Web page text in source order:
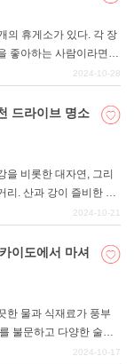
의 휴게소가 있다. 각 장
좋아하는 사람이라면
에는 그 중에서도 특히
다.
2024-10-28
드라이브 명소
을 비롯한 대자연, 그리
리. 산과 강이 즐비한 고
라이브를 즐기기에도
2024-10-21
이도에서 마셔
한 물과 식재료가 풍부
불문하고 다양한 술이
에서만 맛볼 수 있는 알
2024-10-17